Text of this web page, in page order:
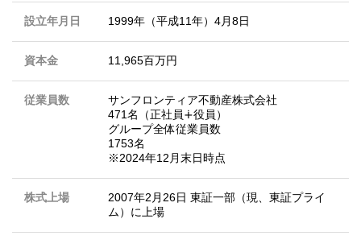
設立年月日 1999年（平成11年）4月8日
資本金 11,965百万円
従業員数
サンフロンティア不動産株式会社
471名（正社員∔役員）
グループ全体従業員数
1753名
※2024年12月末日時点
株式上場
2007年2月26日 東証一部（現、東証プライ
ム）に上場